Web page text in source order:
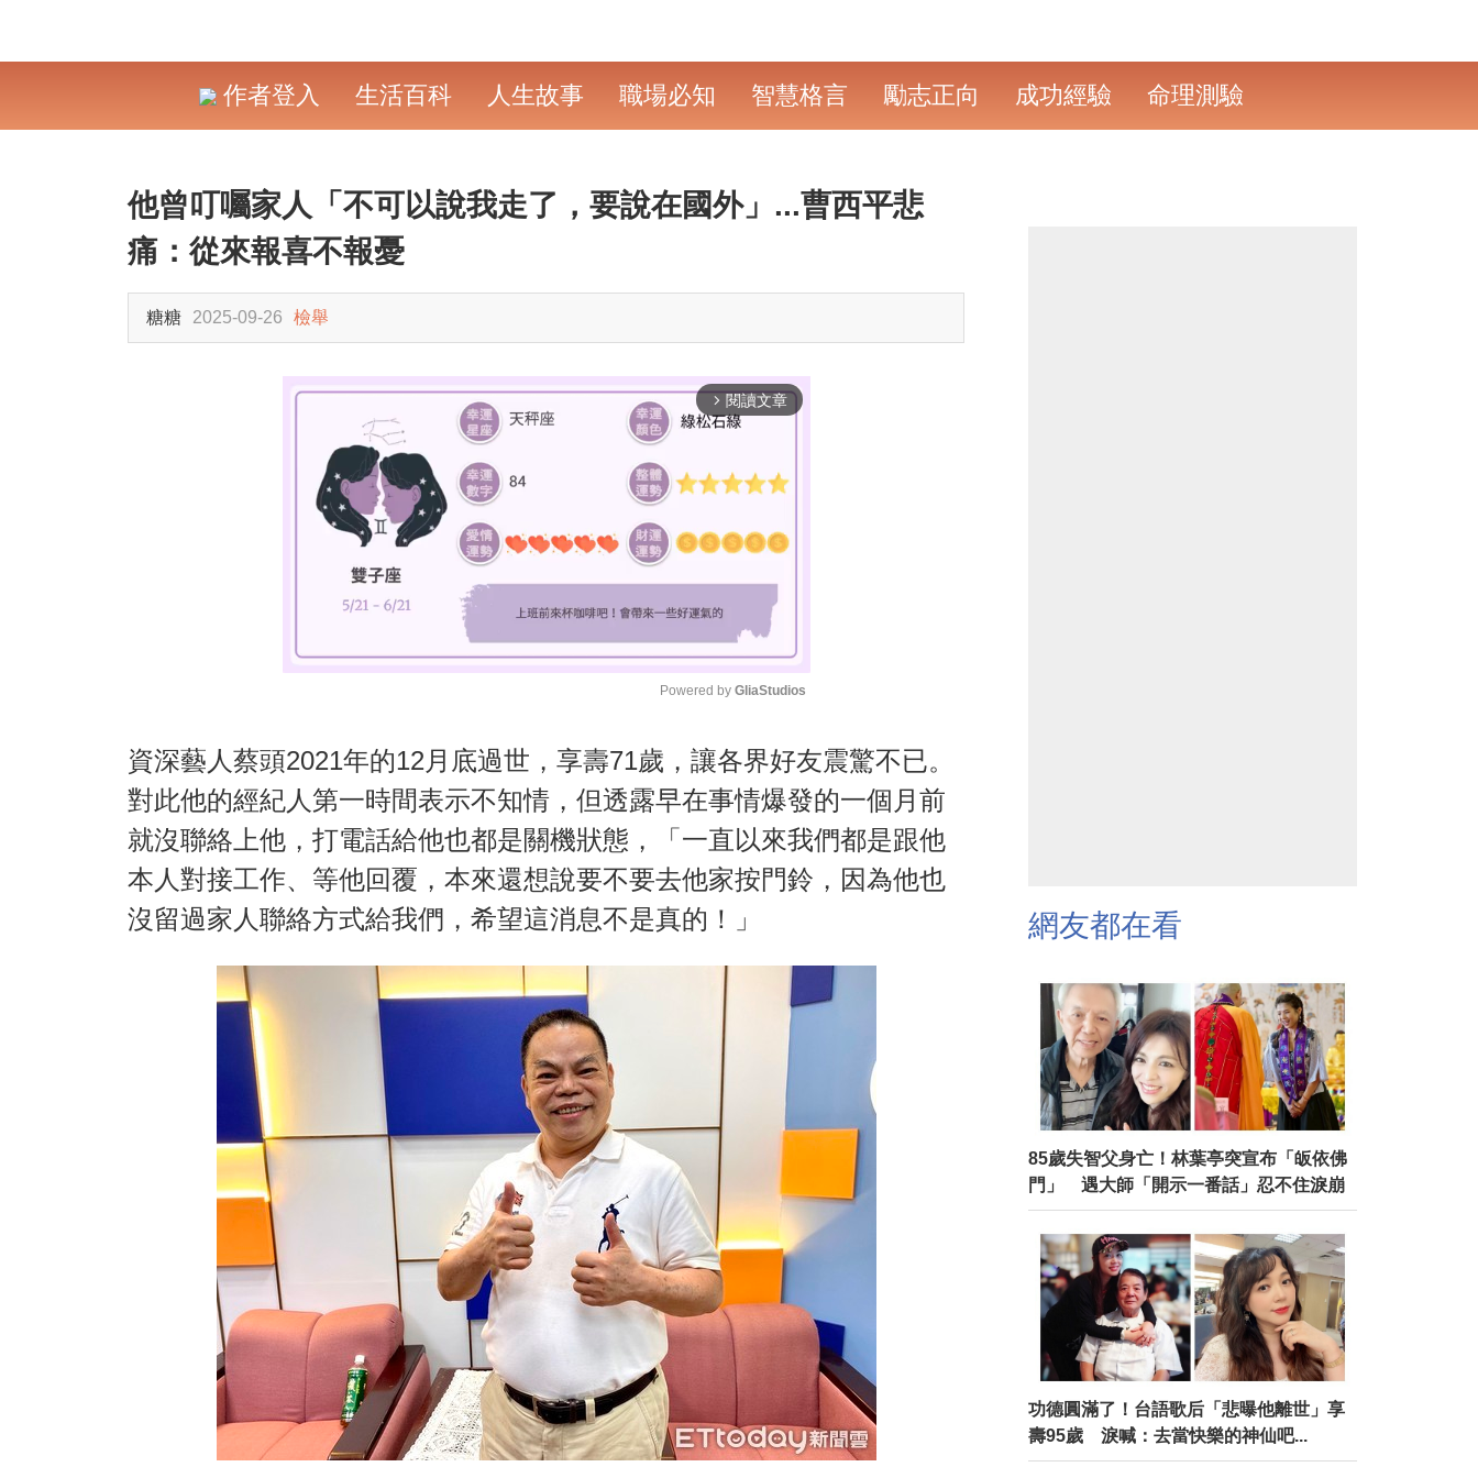
作者登入 生活百科 人生故事 職場必知 智慧格言 勵志正向 成功經驗 命理測驗
他曾叮囑家人「不可以說我走了，要說在國外」...曹西平悲
痛：從來報喜不報憂
糖糖 2025-09-26 檢舉
arrow_forward_ios 閱讀文章
M
u
t
e
Powered by GliaStudios
資深藝人蔡頭2021年的12月底過世，享壽71歲，讓各界好友震驚不已。
對此他的經紀人第一時間表示不知情，但透露早在事情爆發的一個月前
就沒聯絡上他，打電話給他也都是關機狀態，「一直以來我們都是跟他
本人對接工作、等他回覆，本來還想說要不要去他家按門鈴，因為他也
沒留過家人聯絡方式給我們，希望這消息不是真的！」
網友都在看
85歲失智父身亡！林葉亭突宣布「皈依佛
門」 遇大師「開示一番話」忍不住淚崩
功德圓滿了！台語歌后「悲曝他離世」享
壽95歲 淚喊：去當快樂的神仙吧...